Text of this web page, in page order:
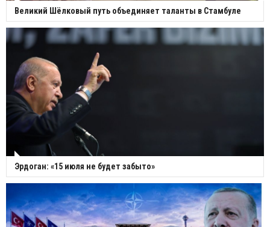
Великий Шёлковый путь объединяет таланты в Стамбуле
Эрдоган: «15 июля не будет забыто»